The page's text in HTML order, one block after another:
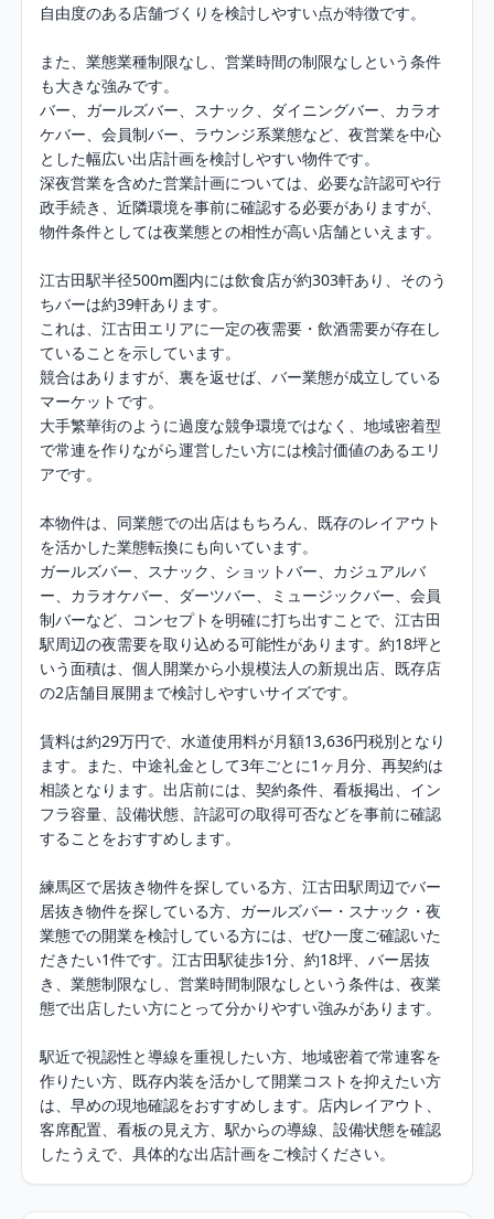
自由度のある店舗づくりを検討しやすい点が特徴です。
また、業態業種制限なし、営業時間の制限なしという条件
も大きな強みです。
バー、ガールズバー、スナック、ダイニングバー、カラオ
ケバー、会員制バー、ラウンジ系業態など、夜営業を中心
とした幅広い出店計画を検討しやすい物件です。
深夜営業を含めた営業計画については、必要な許認可や行
政手続き、近隣環境を事前に確認する必要がありますが、
物件条件としては夜業態との相性が高い店舗といえます。
江古田駅半径500m圏内には飲食店が約303軒あり、そのう
ちバーは約39軒あります。
これは、江古田エリアに一定の夜需要・飲酒需要が存在し
ていることを示しています。
競合はありますが、裏を返せば、バー業態が成立している
マーケットです。
大手繁華街のように過度な競争環境ではなく、地域密着型
で常連を作りながら運営したい方には検討価値のあるエリ
アです。
本物件は、同業態での出店はもちろん、既存のレイアウト
を活かした業態転換にも向いています。
ガールズバー、スナック、ショットバー、カジュアルバ
ー、カラオケバー、ダーツバー、ミュージックバー、会員
制バーなど、コンセプトを明確に打ち出すことで、江古田
駅周辺の夜需要を取り込める可能性があります。約18坪と
いう面積は、個人開業から小規模法人の新規出店、既存店
の2店舗目展開まで検討しやすいサイズです。
賃料は約29万円で、水道使用料が月額13,636円税別となり
ます。また、中途礼金として3年ごとに1ヶ月分、再契約は
相談となります。出店前には、契約条件、看板掲出、イン
フラ容量、設備状態、許認可の取得可否などを事前に確認
することをおすすめします。
練馬区で居抜き物件を探している方、江古田駅周辺でバー
居抜き物件を探している方、ガールズバー・スナック・夜
業態での開業を検討している方には、ぜひ一度ご確認いた
だきたい1件です。江古田駅徒歩1分、約18坪、バー居抜
き、業態制限なし、営業時間制限なしという条件は、夜業
態で出店したい方にとって分かりやすい強みがあります。
駅近で視認性と導線を重視したい方、地域密着で常連客を
作りたい方、既存内装を活かして開業コストを抑えたい方
は、早めの現地確認をおすすめします。店内レイアウト、
客席配置、看板の見え方、駅からの導線、設備状態を確認
したうえで、具体的な出店計画をご検討ください。